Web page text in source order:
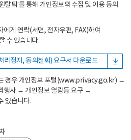
탈퇴’를 통해 개인정보의 수집 및 이용 동의
에게 연락(서면, 전자우편, FAX)하여
수 있습니다.
리정지, 동의철회) 요구서 다운로드
경우 개인정보 포털(www.privacy.go.kr) →
행사 → 개인정보 열람등 요구 →
있습니다.